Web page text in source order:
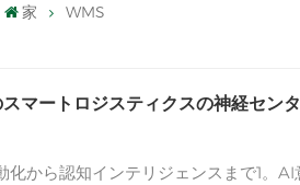
家 WMS
マートロジスティクスの神経セン
化から認知インテリジェンスまで1。AI